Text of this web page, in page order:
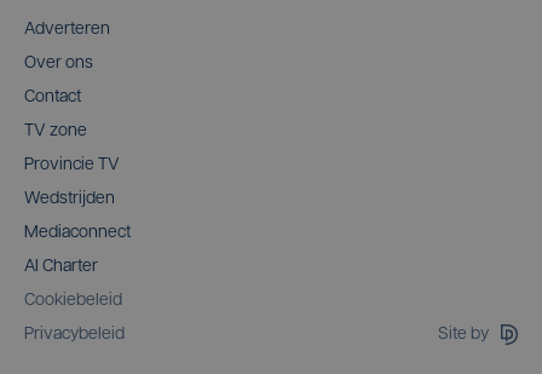
Adverteren
Over ons
Contact
TV zone
Provincie TV
Wedstrijden
Mediaconnect
AI Charter
Cookiebeleid
Privacybeleid
Site by